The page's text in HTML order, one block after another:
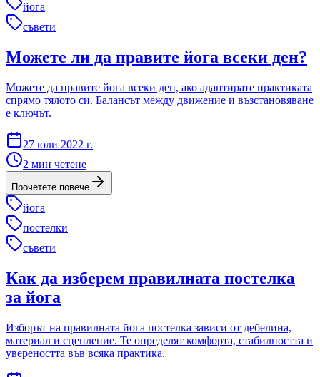
йога
съвети
Можете ли да правите йога всеки ден?
Можете да правите йога всеки ден, ако адаптирате практиката
спрямо тялото си. Балансът между движение и възстановяване
е ключът.
27 юли 2022 г.
2 мин четене
Прочетете повече
йога
постелки
съвети
Как да изберем правилната постелка
за йога
Изборът на правилната йога постелка зависи от дебелина,
материал и сцепление. Те определят комфорта, стабилността и
увереността във всяка практика.